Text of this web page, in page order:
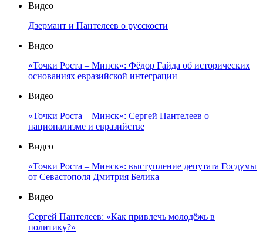
Видео
Дзермант и Пантелеев о русскости
Видео
«Точки Роста – Минск»: Фёдор Гайда об исторических
основаниях евразийской интеграции
Видео
«Точки Роста – Минск»: Сергей Пантелеев о
национализме и евразийстве
Видео
«Точки Роста – Минск»: выступление депутата Госдумы
от Севастополя Дмитрия Белика
Видео
Сергей Пантелеев: «Как привлечь молодёжь в
политику?»